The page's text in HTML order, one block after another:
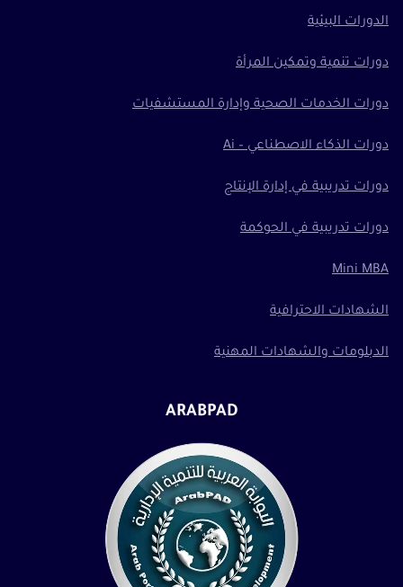
الدورات البيئية
دورات تنمية وتمكين المرأة
دورات الخدمات الصحية وإدارة المستشفيات
دورات الذكاء الاصطناعي – Ai
دورات تدريبية في إدارة الإنتاج
دورات تدريبية في الحوكمة
Mini MBA
الشهادات الاحترافية
الدبلومات والشهادات المهنية
ARABPAD